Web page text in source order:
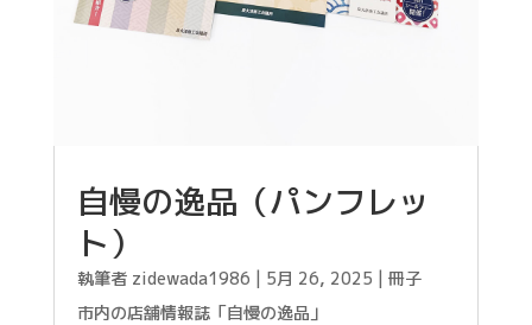
自慢の逸品（パンフレッ
ト）
執筆者 zidewada1986 | 5月 26, 2025 | 冊子
市内の店舗情報誌「自慢の逸品」